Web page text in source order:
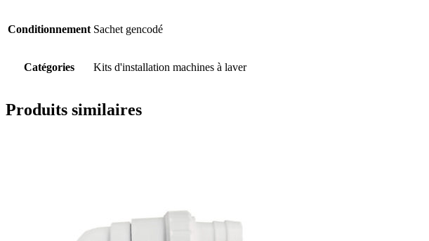
Conditionnement Sachet gencodé
Catégories Kits d'installation machines à laver
Produits similaires